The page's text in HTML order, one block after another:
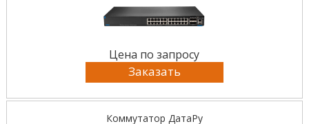
Цена по запросу
Заказать
Коммутатор ДатаРу